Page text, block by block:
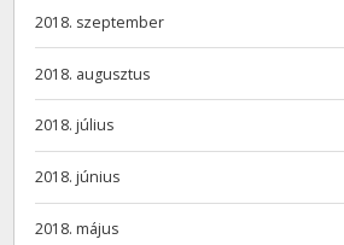
2018. szeptember
2018. augusztus
2018. július
2018. június
2018. május